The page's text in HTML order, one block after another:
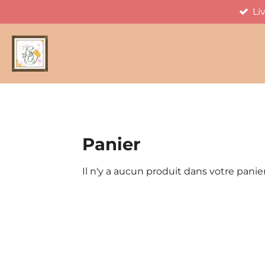
au
contenu
principal
Panier
Il n'y a aucun produit dans votre